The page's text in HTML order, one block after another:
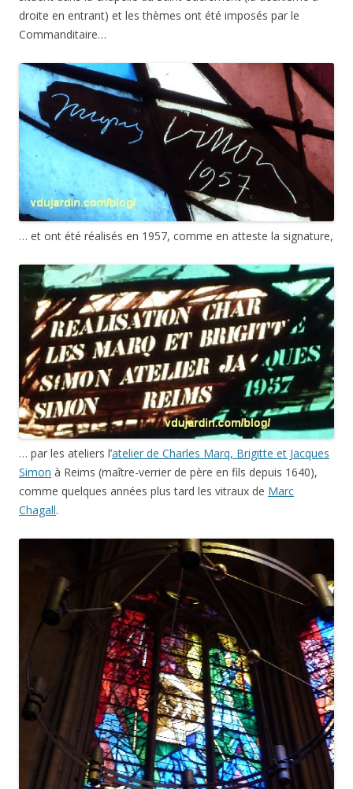
droite en entrant) et les thèmes ont été imposés par le
Commanditaire…
… et ont été réalisés en 1957, comme en atteste la signature,
… par les ateliers l’atelier de Charles Marq, Brigitte et Jacques
Simon à Reims (maître-verrier de père en fils depuis 1640),
comme quelques années plus tard les vitraux de Marc
Chagall.